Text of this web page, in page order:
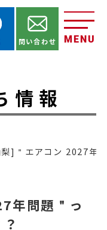
MENU
問い合わせ
情報
]＂エアコン 2027年
年問題＂っ